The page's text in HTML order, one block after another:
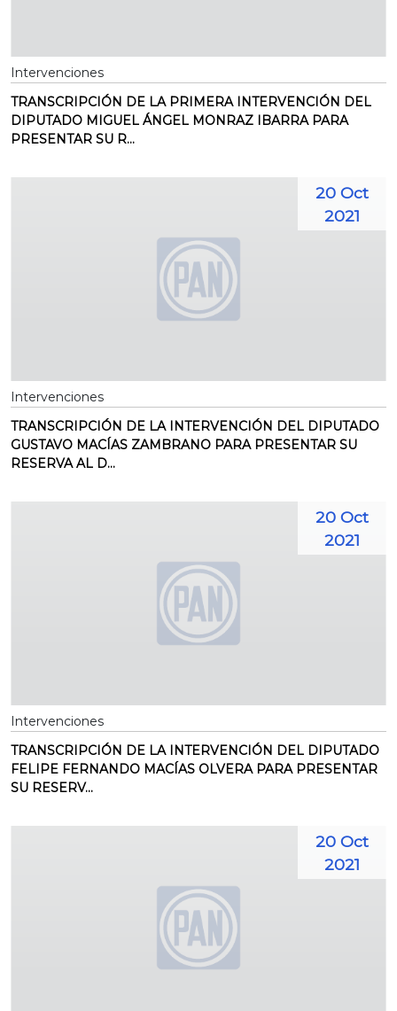
Intervenciones
TRANSCRIPCIÓN DE LA PRIMERA INTERVENCIÓN DEL
DIPUTADO MIGUEL ÁNGEL MONRAZ IBARRA PARA
PRESENTAR SU R...
20 Oct
2021
Intervenciones
TRANSCRIPCIÓN DE LA INTERVENCIÓN DEL DIPUTADO
GUSTAVO MACÍAS ZAMBRANO PARA PRESENTAR SU
RESERVA AL D...
20 Oct
2021
Intervenciones
TRANSCRIPCIÓN DE LA INTERVENCIÓN DEL DIPUTADO
FELIPE FERNANDO MACÍAS OLVERA PARA PRESENTAR
SU RESERV...
20 Oct
2021